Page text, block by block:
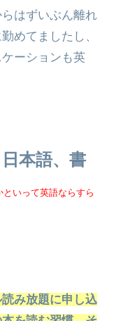
はずいぶん離れ
めてましたし、
ーションも英
日本語、書
といって英語ならすら
み放題に申し込